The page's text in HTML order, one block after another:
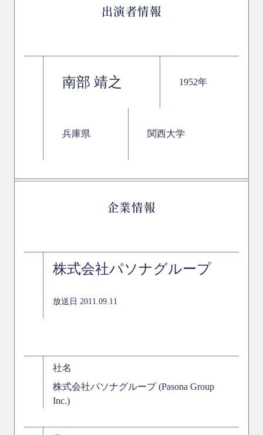
出演者情報
南部 靖之 1952年
兵庫県 関西大学
企業情報
株式会社パソナグループ
放送日 2011.09.11
社名
株式会社パソナグループ (Pasona Group
Inc.)